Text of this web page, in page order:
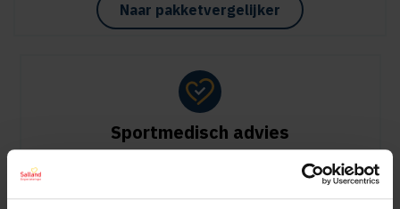
Naar pakketvergelijker
Sportmedisch advies
Vergoeding tot €125 per kalenderjaar bij pakket Plus